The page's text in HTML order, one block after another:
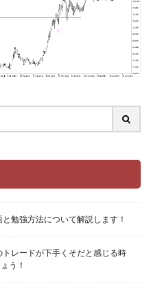
勉強方法について解説します！
レードが下手くそだと感じる時
う！